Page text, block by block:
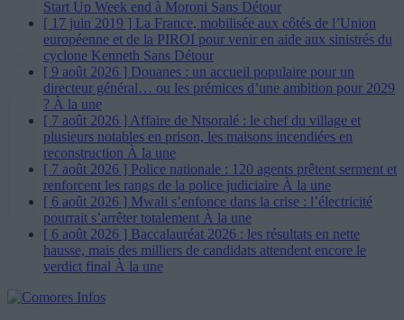
Start Up Week end à Moroni Sans Détour
[ 17 juin 2019 ] La France, mobilisée aux côtés de l’Union
européenne et de la PIROI pour venir en aide aux sinistrés du
cyclone Kenneth Sans Détour
[ 9 août 2026 ] Douanes : un accueil populaire pour un
directeur général… ou les prémices d’une ambition pour 2029
? À la une
[ 7 août 2026 ] Affaire de Ntsoralé : le chef du village et
plusieurs notables en prison, les maisons incendiées en
reconstruction À la une
[ 7 août 2026 ] Police nationale : 120 agents prêtent serment et
renforcent les rangs de la police judiciaire À la une
[ 6 août 2026 ] Mwali s’enfonce dans la crise : l’électricité
pourrait s’arrêter totalement À la une
[ 6 août 2026 ] Baccalauréat 2026 : les résultats en nette
hausse, mais des milliers de candidats attendent encore le
verdict final À la une